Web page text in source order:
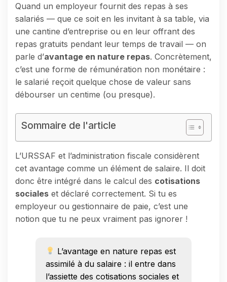
Quand un employeur fournit des repas à ses
salariés — que ce soit en les invitant à sa table, via
une cantine d’entreprise ou en leur offrant des
repas gratuits pendant leur temps de travail — on
parle d’avantage en nature repas. Concrètement,
c’est une forme de rémunération non monétaire :
le salarié reçoit quelque chose de valeur sans
débourser un centime (ou presque).
Sommaire de l'article
L’URSSAF et l’administration fiscale considèrent
cet avantage comme un élément de salaire. Il doit
donc être intégré dans le calcul des cotisations
sociales et déclaré correctement. Si tu es
employeur ou gestionnaire de paie, c’est une
notion que tu ne peux vraiment pas ignorer !
L’avantage en nature repas est
assimilé à du salaire : il entre dans
l’assiette des cotisations sociales et